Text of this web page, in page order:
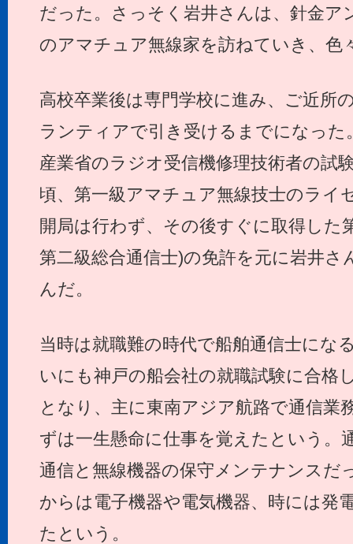
だった。さっそく岩井さんは、針金ア
のアマチュア無線家を訪ねていき、色
高校卒業後は専門学校に進み、ご近所
ランティアで引き受けるまでになった
産業省のラジオ受信機修理技術者の試
頃、第一級アマチュア無線技士のライ
開局は行わず、その後すぐに取得した
第二級総合通信士)の免許を元に岩井さ
んだ。
当時は就職難の時代で船舶通信士にな
いにも神戸の船会社の就職試験に合格
となり、主に東南アジア航路で通信業
ずは一生懸命に仕事を覚えたという。
通信と無線機器の保守メンテナンスだ
からは電子機器や電気機器、時には発
たという。